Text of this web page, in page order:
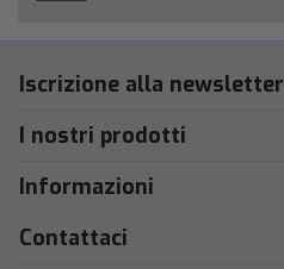
Iscrizione alla newsletter
I nostri prodotti
Informazioni
Contattaci